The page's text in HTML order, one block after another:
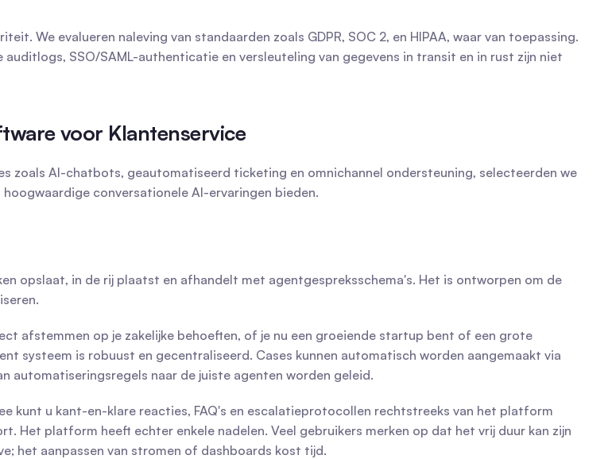
We evalueren naleving van standaarden zoals GDPR, SOC 2, en HIPAA, waar van toepassing.
SSO/SAML-authenticatie en versleuteling van gegevens in transit en in rust zijn niet
voor Klantenservice
zoals AI-chatbots, geautomatiseerd ticketing en omnichannel ondersteuning, selecteerden we
conversationele AI-ervaringen bieden.
opslaat, in de rij plaatst en afhandelt met agentgespreksschema's. Het is ontworpen om de
afstemmen op je zakelijke behoeften, of je nu een groeiende startup bent of een grote
systeem is robuust en gecentraliseerd. Cases kunnen automatisch worden aangemaakt via
automatiseringsregels naar de juiste agenten worden geleid.
kunt u kant-en-klare reacties, FAQ's en escalatieprotocollen rechtstreeks van het platform
Het platform heeft echter enkele nadelen. Veel gebruikers merken op dat het vrij duur kan zijn
het aanpassen van stromen of dashboards kost tijd.